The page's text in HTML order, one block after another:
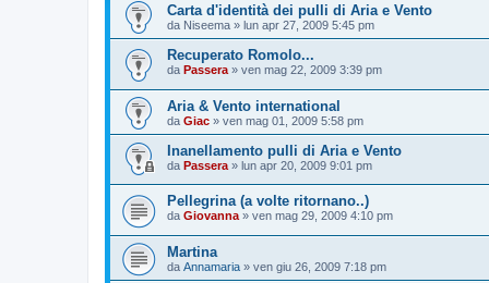
Carta d'identità dei pulli di Aria e Vento
da Niseema » lun apr 27, 2009 5:45 pm
Recuperato Romolo...
da Passera » ven mag 22, 2009 3:39 pm
Aria & Vento international
da Giac » ven mag 01, 2009 5:58 pm
Inanellamento pulli di Aria e Vento
da Passera » lun apr 20, 2009 9:01 pm
Pellegrina (a volte ritornano..)
da Giovanna » ven mag 29, 2009 4:10 pm
Martina
da Annamaria » ven giu 26, 2009 7:18 pm